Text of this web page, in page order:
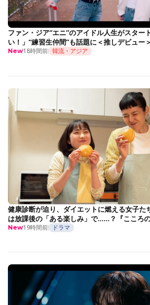
ファン・ジア“エニ”のアイドル人生がスター
い！」“練習生仲間”も話題に＜推しデビュー＞
New18時間前 韓流・アジア
健康診断が迫り、ダイエットに燃える女子た
は放課後の「ある楽しみ」で……？『こころ
New19時間前 ドラマ